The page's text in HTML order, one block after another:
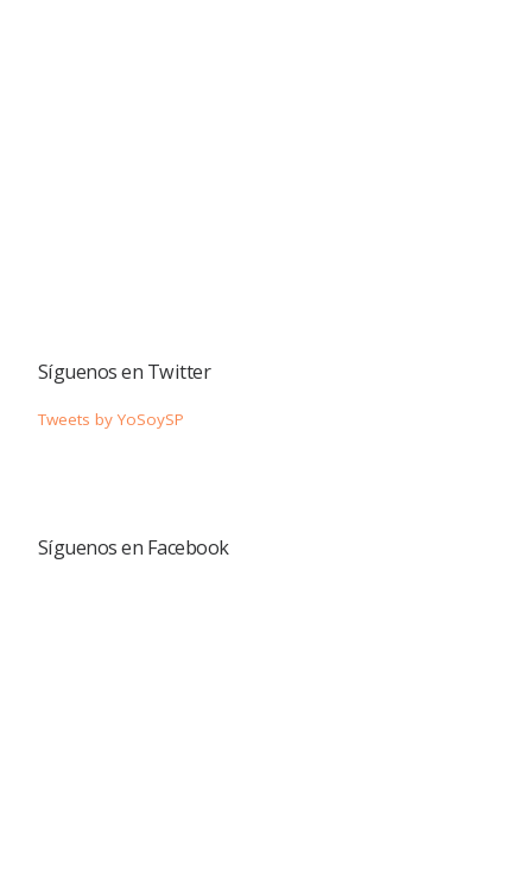
Síguenos en Twitter
Tweets by YoSoySP
Síguenos en Facebook